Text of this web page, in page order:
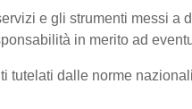
e gli strumenti messi a
in merito ad
tutelati dalle norme